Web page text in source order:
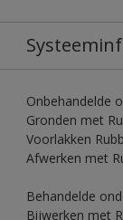
Onbehandelde
Gronden met
Voorlakken
Afwerken met
Behandelde
Bijwerken met